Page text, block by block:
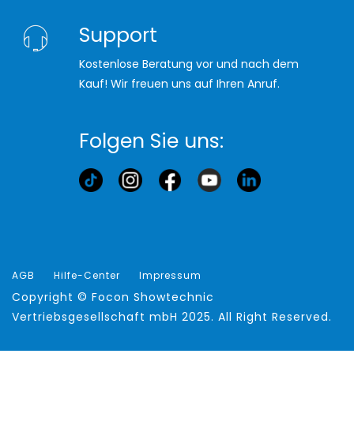
Support
Kostenlose Beratung vor und nach dem
Kauf! Wir freuen uns auf Ihren Anruf.
Folgen Sie uns:
AGB Hilfe-Center Impressum
Copyright © Focon Showtechnic
Vertriebsgesellschaft mbH 2025. All Right Reserved.